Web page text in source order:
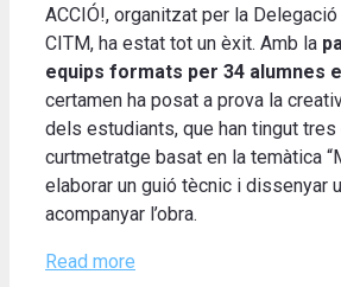
ACCIÓ!, organitzat per la Delegació
CITM, ha estat tot un èxit. Amb la
equips formats per 34 alumnes
certamen ha posat a prova la
dels estudiants, que han tingut
curtmetratge basat en la temàtica
elaborar un guió tècnic i dissenyar
acompanyar l’obra.
Read more